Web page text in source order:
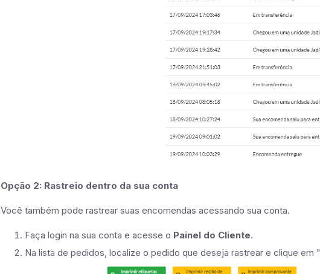
Opção 2: Rastreio dentro da sua conta
Você também pode rastrear suas encomendas acessando sua conta.
Faça login na sua conta e acesse o Painel do Cliente.
Na lista de pedidos, localize o pedido que deseja rastrear e clique em "